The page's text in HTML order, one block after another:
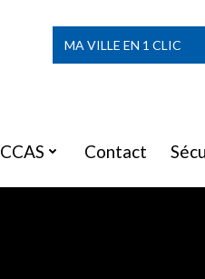
MA VILLE EN 1 CLIC
CCAS Contact